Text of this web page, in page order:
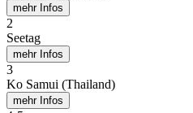
mehr Infos
2
Seetag
mehr Infos
3
Ko Samui (Thailand)
mehr Infos